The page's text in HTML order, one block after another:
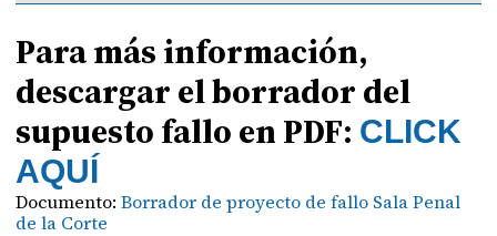
Para más información,
descargar el borrador del
supuesto fallo en PDF: CLICK
AQUÍ
Documento: Borrador de proyecto de fallo Sala Penal
de la Corte